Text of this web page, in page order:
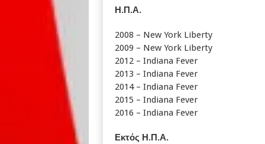
Η.Π.Α.
2008 – New York Liberty
2009 – New York Liberty
2012 – Indiana Fever
2013 – Indiana Fever
2014 – Indiana Fever
2015 – Indiana Fever
2016 – Indiana Fever
Εκτός Η.Π.Α.